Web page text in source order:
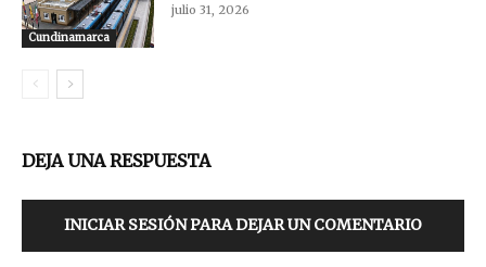
Cundinamarca
julio 31, 2026
DEJA UNA RESPUESTA
INICIAR SESIÓN PARA DEJAR UN COMENTARIO